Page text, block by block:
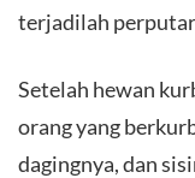
terjadilah
Setelah hewan
orang yang
dagingnya, dan